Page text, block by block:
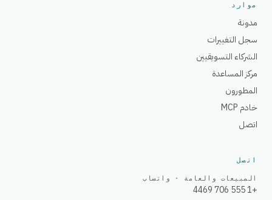
موارد
مدونة
سجل التغييرات
الشركاء التسويقيين
مركز المساعدة
المطورون
خادم MCP
اتصل
اتصل
المبيعات والعامة · واتساب
+1 555 706 4469